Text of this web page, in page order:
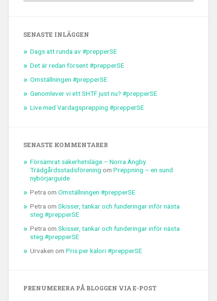
SENASTE INLÄGGEN
Dags att runda av #prepperSE
Det är redan försent #prepperSE
Omställningen #prepperSE
Genomlever vi ett SHTF just nu? #prepperSE
Live med Vardagsprepping #prepperSE
SENASTE KOMMENTARER
Försämrat säkerhetsläge – Norra Ängby
Trädgårdsstadsförening om Preppning – en sund
nybörjarguide
Petra om Omställningen #prepperSE
Petra om Skisser, tankar och funderingar inför nästa
steg #prepperSE
Petra om Skisser, tankar och funderingar inför nästa
steg #prepperSE
Urvaken om Pris per kalori #prepperSE
PRENUMERERA PÅ BLOGGEN VIA E-POST